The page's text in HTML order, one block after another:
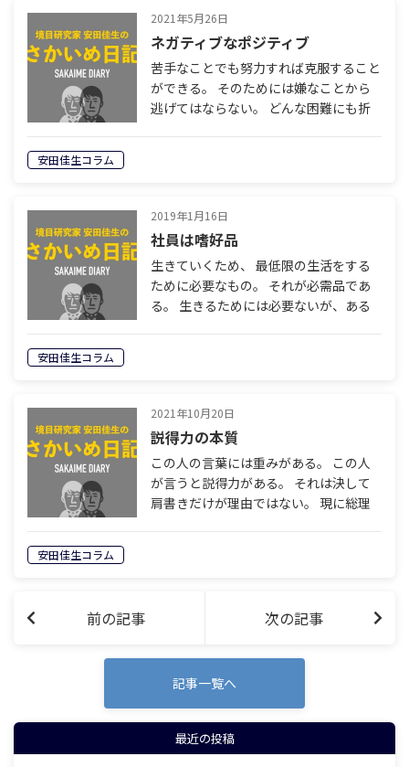
2021年5月26日
ネガティブなポジティブ
苦手なことでも努力すれば克服すること
ができる。 そのためには嫌なことから
逃げてはならない。 どんな困難にも折
安田佳生コラム
2019年1月16日
社員は嗜好品
生きていくため、 最低限の生活をする
ために必要なもの。 それが必需品であ
る。 生きるためには必要ないが、ある
安田佳生コラム
2021年10月20日
説得力の本質
この人の言葉には重みがある。 この人
が言うと説得力がある。 それは決して
肩書きだけが理由ではない。 現に総理
安田佳生コラム
前の記事 次の記事
記事一覧へ
最近の投稿